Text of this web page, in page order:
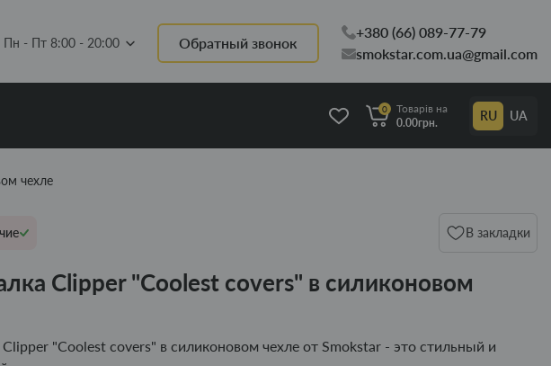
Пн - Пт 8:00 - 20:00 Обратный звонок
+380 (66) 089-77-79
smokstar.com.ua@gmail.com
0
Товарів на
0.00грн.
RU UA
чехле
В закладки
Clipper "Coolest covers" в силиконовом
"Coolest covers" в силиконовом чехле от Smokstar - это стильный и